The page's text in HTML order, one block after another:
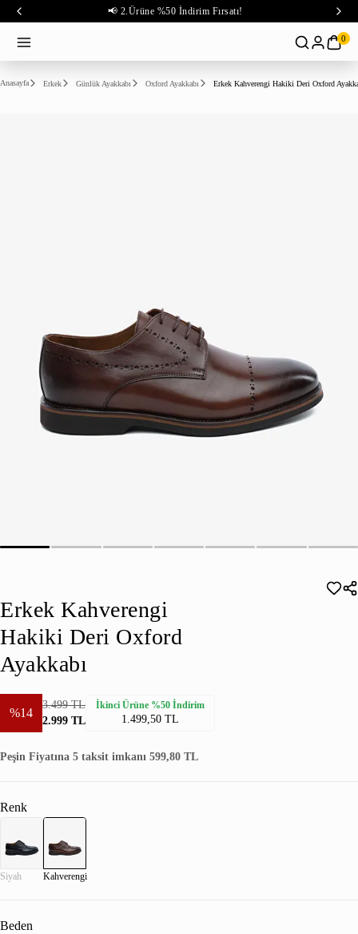
📢 2.Ürüne %50 İndirim Fırsatı!
0
Anasayfa Erkek Günlük Ayakkabı Oxford Ayakkabı Erkek Kahverengi Hakiki Deri Oxford
Erkek Kahverengi
Hakiki Deri Oxford
Ayakkabı
%14
3.499 TL
2.999 TL
İkinci Ürüne %50 İndirim
1.499,50 TL
Peşin Fiyatına 5 taksit imkanı 599,80 TL
Renk
Siyah Kahverengi
Beden